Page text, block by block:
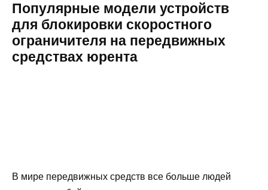
Популярные модели устройств
для блокировки скоростного
ограничителя на передвижных
средствах юрента
В мире передвижных средств все больше людей